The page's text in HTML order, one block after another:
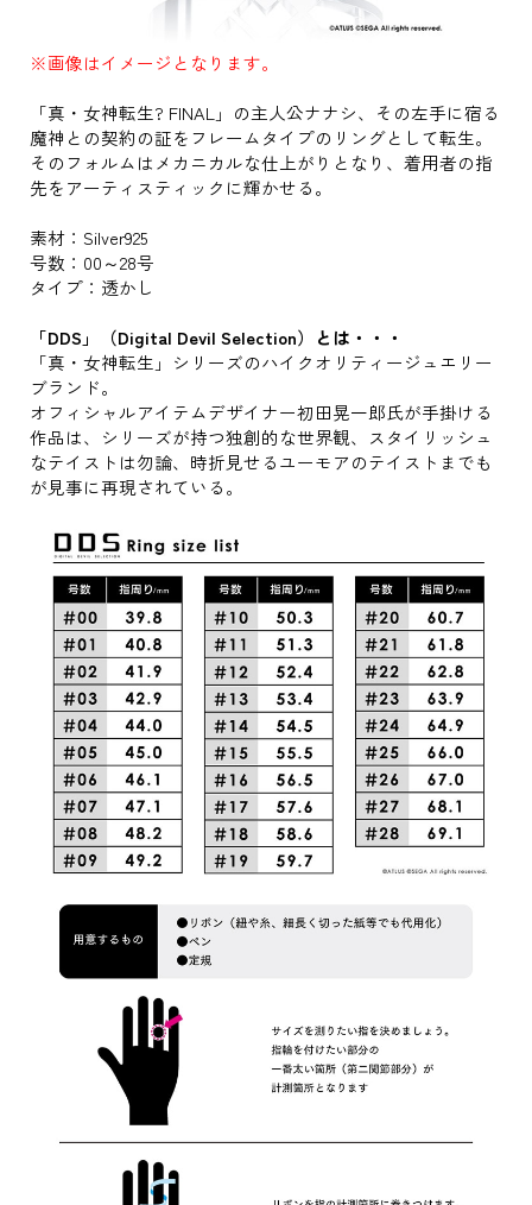
※画像はイメージとなります。
「真・女神転生? FINAL」の主人公ナナシ、その左手に宿る
魔神との契約の証をフレームタイプのリングとして転生。
そのフォルムはメカニカルな仕上がりとなり、着用者の指
先をアーティスティックに輝かせる。
素材：Silver925
号数：00～28号
タイプ：透かし
「DDS」（Digital Devil Selection）とは・・・
「真・女神転生」シリーズのハイクオリティージュエリー
ブランド。
オフィシャルアイテムデザイナー初田晃一郎氏が手掛ける
作品は、シリーズが持つ独創的な世界観、スタイリッシュ
なテイストは勿論、時折見せるユーモアのテイストまでも
が見事に再現されている。